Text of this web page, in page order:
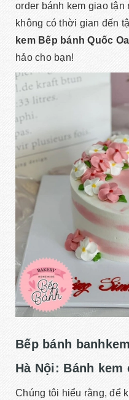
order bánh kem giao
không có thời gian đến
kem Bếp bánh Quốc
hảo cho bạn!
Bếp bánh
Hà Nội: Bánh
Chúng tôi hiểu rằng, để